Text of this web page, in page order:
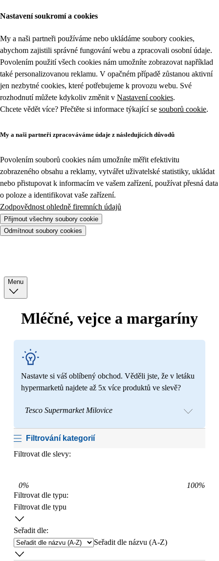
Nastavení soukromí a cookies
My a naši partneři používáme nebo ukládáme soubory cookies,
abychom zajistili správné fungování webu a zpracovali osobní údaje.
Povolením použití všech cookies nám umožníte zobrazovat například
také personalizovanou reklamu. V opačném případě zůstanou aktivní
jen nezbytné cookies, které potřebujeme k provozu webu. Své
rozhodnutí můžete kdykoliv změnit v Nastavení cookies.
Chcete vědět více? Přečtěte si informace týkající se souborů cookie.
My a naši partneři zpracováváme údaje z následujících důvodů
Povolením souborů cookies nám umožníte měřit efektivitu
zobrazeného obsahu a reklamy, vytvářet uživatelské statistiky, ukládat
nebo přistupovat k informacím ve vašem zařízení, používat přesná data
o poloze a identifikovat vaše zařízení.
Zodpovědnost ohledně firemních údajů
Přijmout všechny soubory cookie
Odmítnout soubory cookies
Menu
Mléčné, vejce a margaríny
Nastavte si váš oblíbený obchod. Věděli jste, že v letáku
hypermarketů najdete až 5x více produktů ve slevě?
Tesco Supermarket Milovice
Filtrování kategorií
Filtrovat dle slevy:
0% 100%
Filtrovat dle typu:
Filtrovat dle typu
Seřadit dle:
Seřadit dle názvu (A-Z)